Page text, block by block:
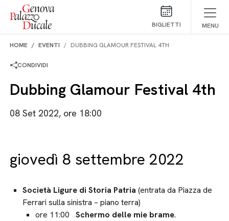
Salta al contenuto
BIGLIETTI MENU
HOME EVENTI DUBBING GLAMOUR FESTIVAL 4TH
CONDIVIDI
Dubbing Glamour Festival 4th
08 Set 2022, ore 18:00
giovedì 8 settembre 2022
Società Ligure di Storia Patria(entrata da Piazza de
Ferrari sulla sinistra – piano terra)
ore 11:00Schermo delle mie brame.